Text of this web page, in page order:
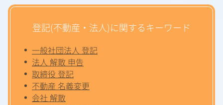
登記(不動産・法人)に関するキーワード
一般社団法人 登記
法人 解散 申告
取締役 登記
不動産 名義変更
会社 解散